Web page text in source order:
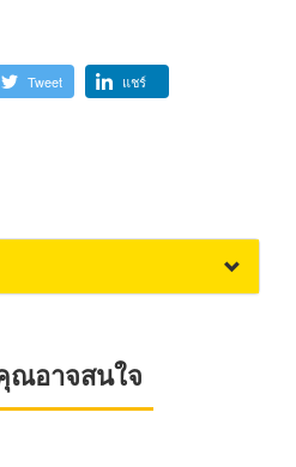
Tweet แชร์
ณอาจสนใจ